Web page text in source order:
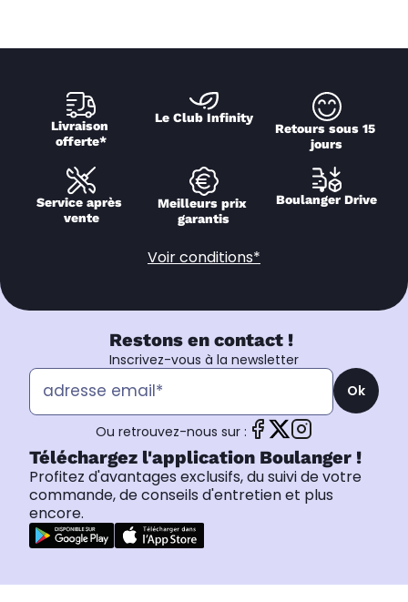
Livraison
offerte*
Le Club Infinity
Retours sous 15
jours
Service après
vente
Meilleurs prix
garantis
Boulanger Drive
Voir conditions*
Restons en contact !
Inscrivez-vous à la newsletter
Ok
Ou retrouvez-nous sur :
Téléchargez l'application Boulanger !
Profitez d'avantages exclusifs, du suivi de votre
commande, de conseils d'entretien et plus
encore.